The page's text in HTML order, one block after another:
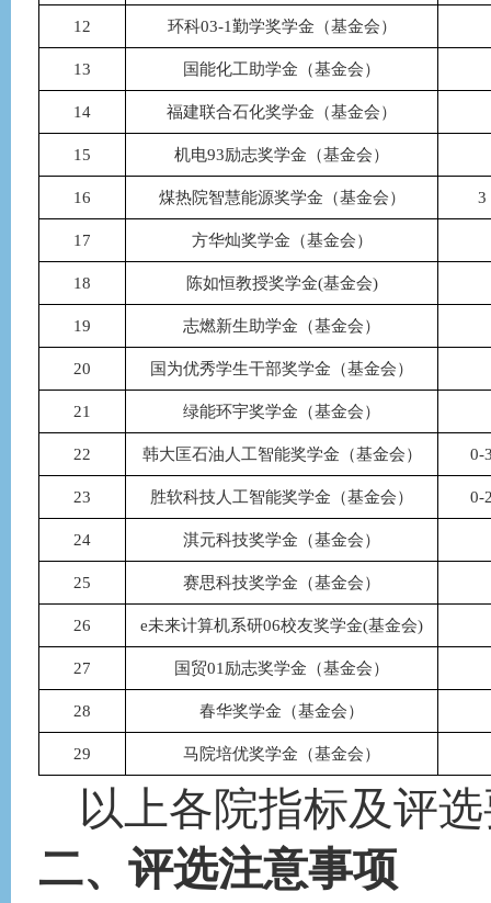
12 环科03-1勤学奖学金（基金会）
13 国能化工助学金（基金会）
14 福建联合石化奖学金（基金会）
15 机电93励志奖学金（基金会）
16 煤热院智慧能源奖学金（基金会） 3
17 方华灿奖学金（基金会）
18 陈如恒教授奖学金(基金会)
19 志燃新生助学金（基金会）
20 国为优秀学生干部奖学金（基金会）
21 绿能环宇奖学金（基金会）
22 韩大匡石油人工智能奖学金（基金会） 0-
23 胜软科技人工智能奖学金（基金会） 0-
24 淇元科技奖学金（基金会）
25 赛思科技奖学金（基金会）
26 e未来计算机系研06校友奖学金(基金会)
27 国贸01励志奖学金（基金会）
28 春华奖学金（基金会）
29 马院培优奖学金（基金会）
以上各院指标及评选
二、评选注意事项